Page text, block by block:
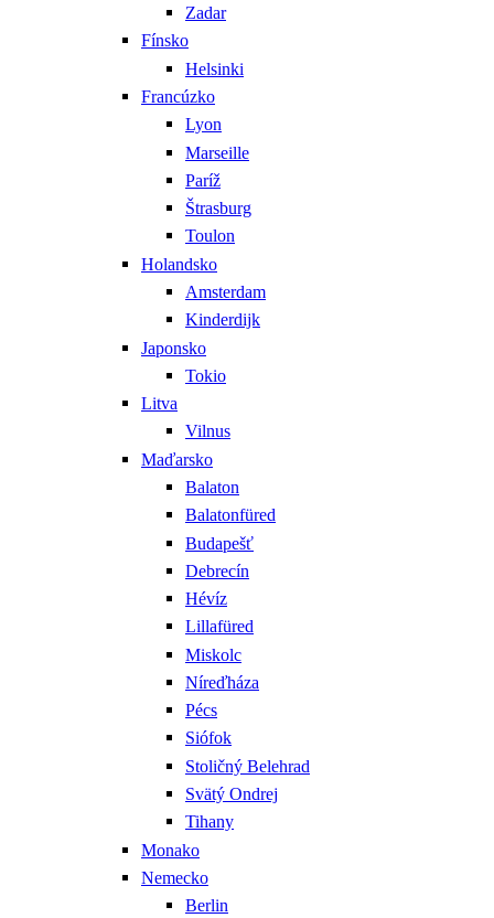
Zadar
Fínsko
Helsinki
Francúzko
Lyon
Marseille
Paríž
Štrasburg
Toulon
Holandsko
Amsterdam
Kinderdijk
Japonsko
Tokio
Litva
Vilnus
Maďarsko
Balaton
Balatonfüred
Budapešť
Debrecín
Hévíz
Lillafüred
Miskolc
Níreďháza
Pécs
Siófok
Stoličný Belehrad
Svätý Ondrej
Tihany
Monako
Nemecko
Berlin